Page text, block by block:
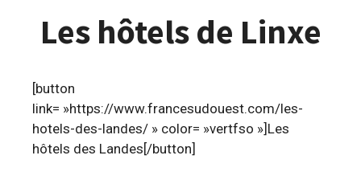
Les hôtels de Linxe
[button
link= »https://www.francesudouest.com/les-
hotels-des-landes/ » color= »vertfso »]Les
hôtels des Landes[/button]